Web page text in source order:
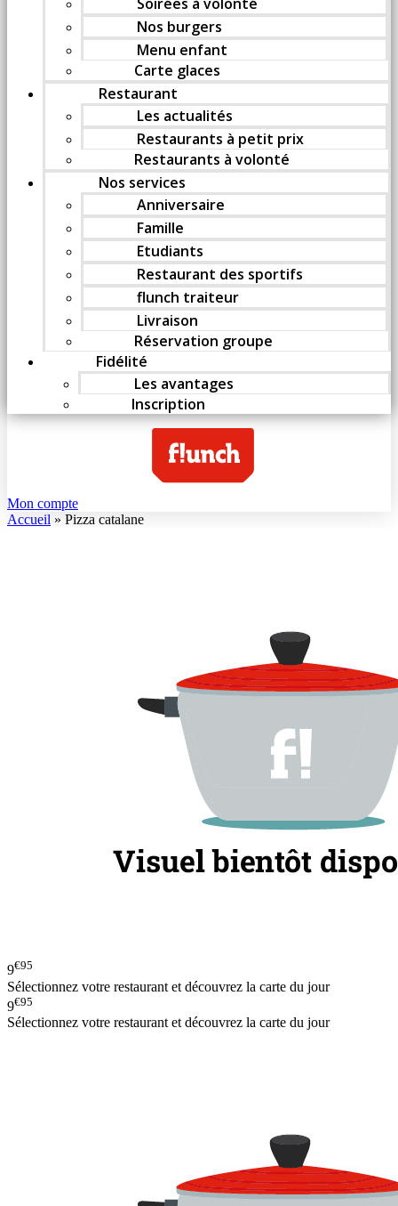
Nos burgers
Menu enfant
Carte glaces
Restaurant
Les actualités
Restaurants à petit prix
Restaurants à volonté
Nos services
Anniversaire
Famille
Etudiants
Restaurant des sportifs
flunch traiteur
Livraison
Réservation groupe
Fidélité
Les avantages
Inscription
Mon compte
Accueil » Pizza catalane
9€95
Sélectionnez votre restaurant et découvrez la carte du jour
9€95
Sélectionnez votre restaurant et découvrez la carte du jour